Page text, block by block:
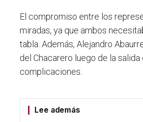
El compromiso entre los
miradas, ya que ambos
tabla. Además, Alejandro
del Chacarero luego de la
complicaciones.
Lee además